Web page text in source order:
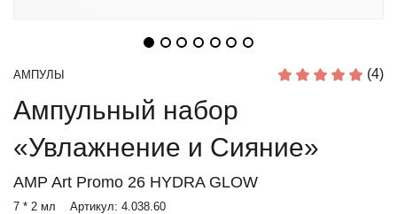
АМПУЛЫ (4)
Ампульный набор
«Увлажнение и Сияние»
AMP Art Promo 26 HYDRA GLOW
7 * 2 мл Артикул: 4.038.60